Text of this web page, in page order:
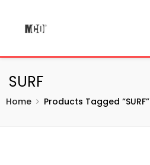
SURF
Home Products Tagged “SURF”